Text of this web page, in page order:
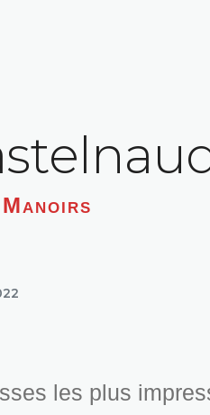
les plus